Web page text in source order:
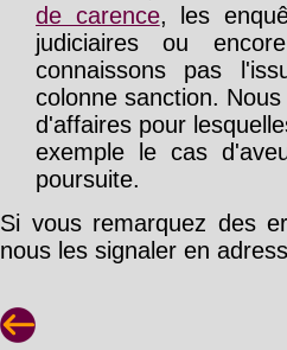
de carence, les
judiciaires ou
connaissons pas
colonne sanction.
d'affaires pour
exemple le cas
poursuite.
Si vous remarquez des
nous les signaler en